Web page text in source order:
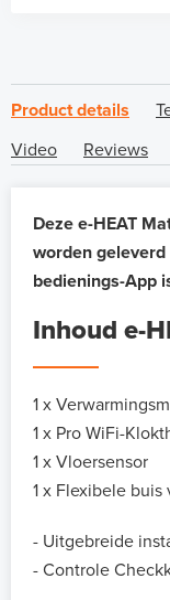
Product details
Video
Reviews
Deze e-HEAT
worden
bedienings-App
Inhoud e-
1 x
1 x Pro WiFi-
1 x Vloersensor
1 x Flexibele buis
- Uitgebreide
- Controle